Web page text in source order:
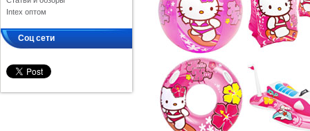
Intex оптом
Соц сети